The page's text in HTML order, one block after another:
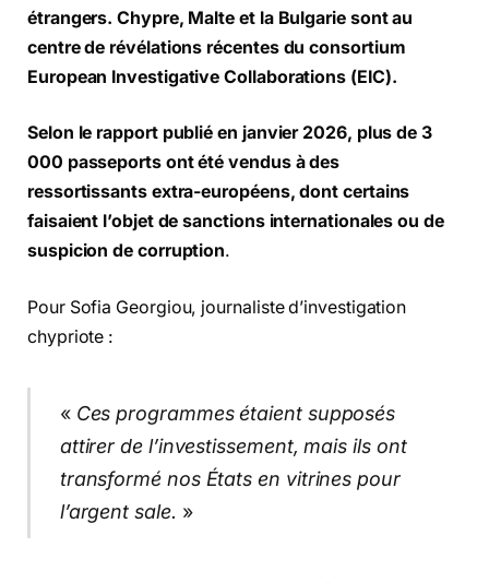
étrangers. Chypre, Malte et la Bulgarie sont au
centre de révélations récentes du consortium
European Investigative Collaborations (EIC).
Selon le rapport publié en janvier 2026, plus de 3
000 passeports ont été vendus à des
ressortissants extra-européens, dont certains
faisaient l’objet de sanctions internationales ou de
suspicion de corruption.
Pour Sofia Georgiou, journaliste d’investigation
chypriote :
« Ces programmes étaient supposés
attirer de l’investissement, mais ils ont
transformé nos États en vitrines pour
l’argent sale. »